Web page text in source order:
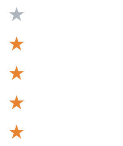
★
★
★
★
★